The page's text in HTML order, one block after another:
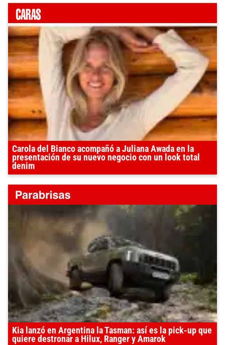
Carola del Bianco acompañó a Juliana Awada en la
presentación de su nuevo negocio con un look total
denim
Kia lanzó en Argentina la Tasman: así es la pick-up que
quiere destronar a Hilux, Ranger y Amarok